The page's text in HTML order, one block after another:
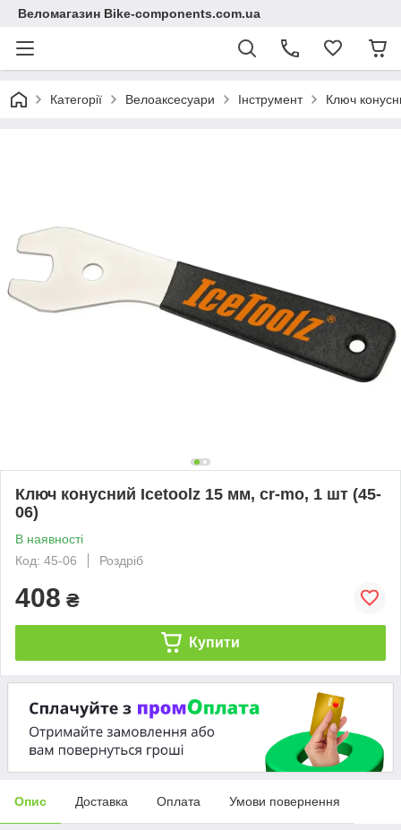
Веломагазин Bike-components.com.ua
Категорії Велоаксесуари Інструмент Ключ
Ключ конусний Icetoolz 15 мм, cr-mo, 1 шт (45-
06)
В наявності
Код: 45-06
Роздріб
408 ₴
Купити
Опис Доставка Оплата Умови повернення